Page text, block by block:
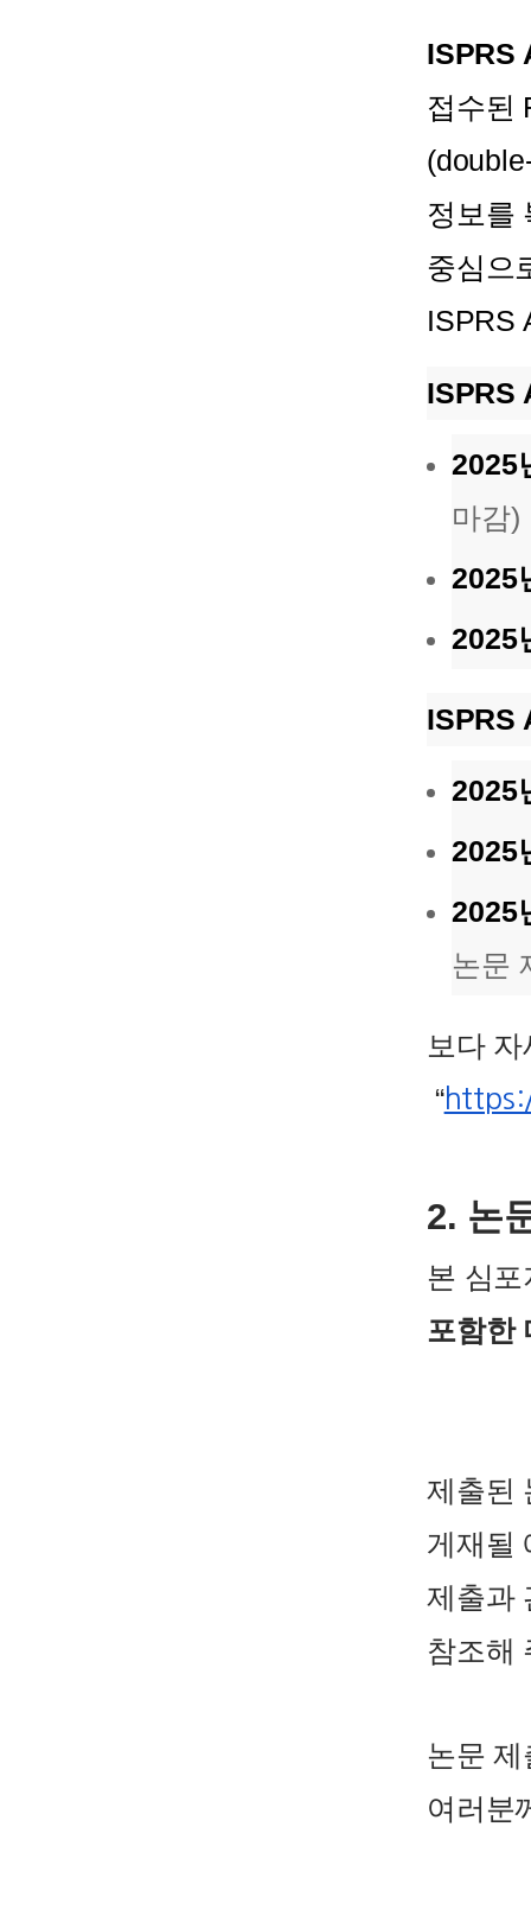
ISPRS
접수된
정보를
중심으
ISPRS
ISPRS
2025
마감)
2025
2025
ISPRS
2025
2025
2025
논문
보다
“
2. 논
본 심
포함한
제출된
게재될
제출과
참조해
논문
여러분